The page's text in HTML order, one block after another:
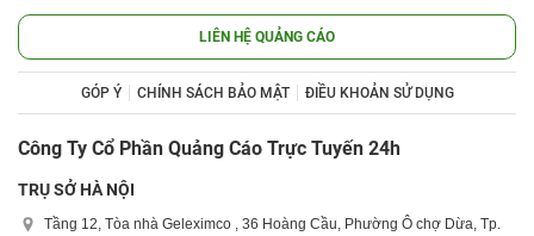
LIÊN HỆ QUẢNG CÁO
GÓP Ý CHÍNH SÁCH BẢO MẬT ĐIỀU KHOẢN SỬ DỤNG
Công Ty Cổ Phần Quảng Cáo Trực Tuyến 24h
TRỤ SỞ HÀ NỘI
Tầng 12, Tòa nhà Geleximco , 36 Hoàng Cầu, Phường Ô chợ Dừa, Tp.